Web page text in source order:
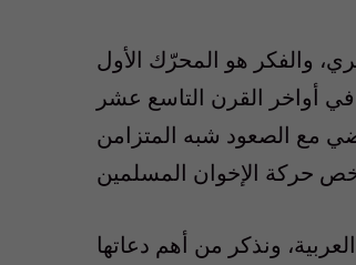
والفكر هو المحرّك الأول
أواخر القرن التاسع عشر
مع الصعود شبه المتزامن
ونذكر من أهم دعاتها